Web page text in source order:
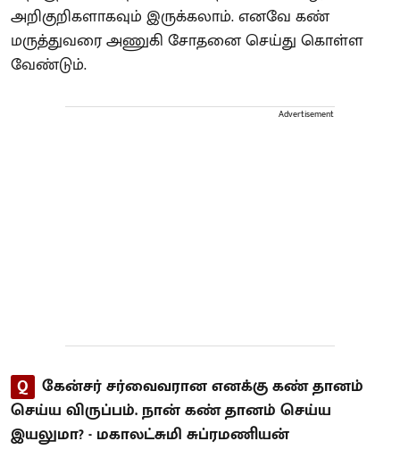
அறிகுறிகளாகவும் இருக்கலாம். எனவே கண்
மருத்துவரை அணுகி சோதனை செய்து கொள்ள
வேண்டும்.
Advertisement
Q கேன்சர் சர்வைவரான எனக்கு கண் தானம்
செய்ய விருப்பம். நான் கண் தானம் செய்ய
இயலுமா? - மகாலட்சுமி சுப்ரமணியன்